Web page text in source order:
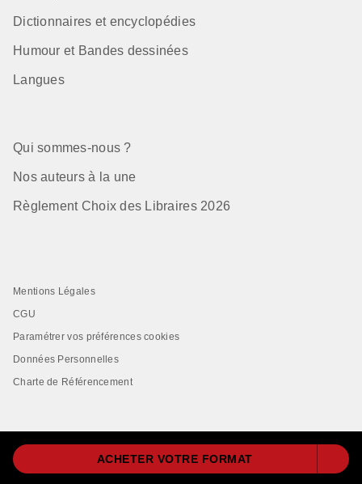
ACHETER VOTRE FORMAT
Dictionnaires et encyclopédies
Humour et Bandes dessinées
Langues
Qui sommes-nous ?
Nos auteurs à la une
Règlement Choix des Libraires 2026
Mentions Légales
CGU
Paramétrer vos préférences cookies
Données Personnelles
Charte de Référencement
LIVRE DE POCHE© 2026